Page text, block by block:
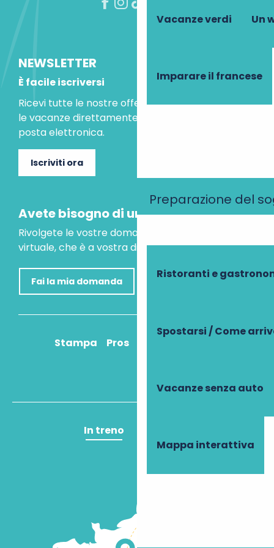
Vacanze verdi Un
Imparare il francese
Preparazione del
Ristoranti e
Spostarsi / Come
Vacanze senza auto
Mappa interattiva
NEWSLETTER
È facile iscriversi
Ricevi tutte le nostre offerte speciali e le idee per
le vacanze direttamente nella tua casella di
posta elettronica.
Iscriviti ora
Avete bisogno di un consiglio?
Rivolgete le vostre domande al nostro assistente
virtuale, che è a vostra disposizione per aiutarvi.
Fai la mia domanda
Stampa Pros
In treno